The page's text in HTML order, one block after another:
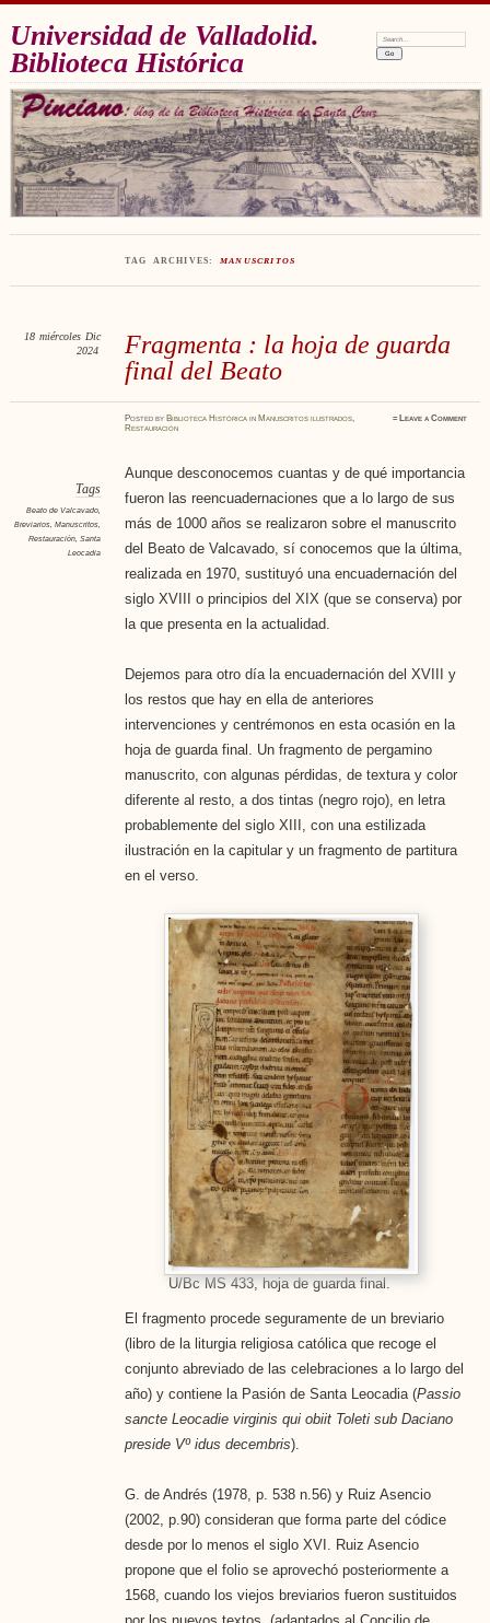
Universidad de Valladolid.
Biblioteca Histórica
Search:
TAG ARCHIVES: MANUSCRITOS
Fragmenta : la hoja de guarda
final del Beato
18 miércoles Dic
2024
Postedby Biblioteca Histórica in Manuscritos ilustrados,
Restauración
≈ Leave a Comment
Tags
Beato de Valcavado,
Breviarios, Manuscritos,
Restauración, Santa
Leocadia
Aunque desconocemos cuantas y de qué importancia
fueron las reencuadernaciones que a lo largo de sus
más de 1000 años se realizaron sobre el manuscrito
del Beato de Valcavado, sí conocemos que la última,
realizada en 1970, sustituyó una encuadernación del
siglo XVIII o principios del XIX (que se conserva) por
la que presenta en la actualidad.
Dejemos para otro día la encuadernación del XVIII y
los restos que hay en ella de anteriores
intervenciones y centrémonos en esta ocasión en la
hoja de guarda final. Un fragmento de pergamino
manuscrito, con algunas pérdidas, de textura y color
diferente al resto, a dos tintas (negro rojo), en letra
probablemente del siglo XIII, con una estilizada
ilustración en la capitular y un fragmento de partitura
en el verso.
U/Bc MS 433, hoja de guarda final.
El fragmento procede seguramente de un breviario
(libro de la liturgia religiosa católica que recoge el
conjunto abreviado de las celebraciones a lo largo del
año) y contiene la Pasión de Santa Leocadia (Passio
sancte Leocadie virginis qui obiit Toleti sub Daciano
preside Vº idus decembris).
G. de Andrés (1978, p. 538 n.56) y Ruiz Asencio
(2002, p.90) consideran que forma parte del códice
desde por lo menos el siglo XVI. Ruiz Asencio
propone que el folio se aprovechó posteriormente a
1568, cuando los viejos breviarios fueron sustituidos